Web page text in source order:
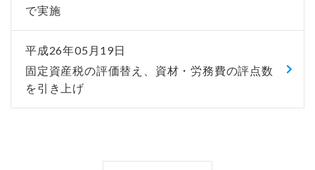
で実施
平成26年05月19日
固定資産税の評価替え、資材・労務費の評点数
を引き上げ